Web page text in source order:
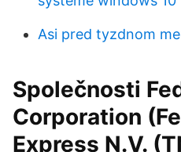
Asi pred tyzdnom
Společnosti
Corporation
Express N.V.